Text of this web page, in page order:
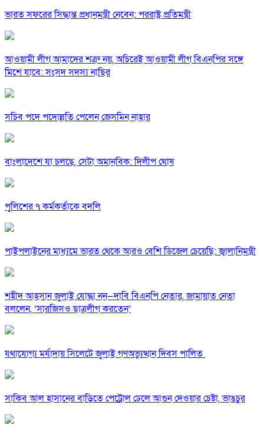
ভারত সফরের সিদ্ধান্ত প্রধানমন্ত্রী নেবেন: পররাষ্ট্র প্রতিমন্ত্রী
আওয়ামী লীগ আমাদের শত্রু নয়, অচিরেই আওয়ামী লীগ বিএনপির সঙ্গে
মিশে যাবে: সংসদ সদস্য নাছির
সচিব পদে পদোন্নতি পেলেন জেসমিন নাহার
বাংলাদেশে যা চলছে, সেটা অমানবিক: দিলীপ ঘোষ
পুলিশের ৭ কর্মকর্তাকে বদলি
পাইপলাইনের মাধ্যমে ভারত থেকে আরও বেশি ডিজেল চেয়েছি: জ্বালানিমন্ত্রী
শহীদ আহসান জুলাই যোদ্ধা নন—দাবি বিএনপি নেতার, জামায়াত নেতা
বললেন, ‘সারজিসও ছাত্রলীগ করতেন’
যথাযোগ্য মর্যাদায় সিলেটে জুলাই গণঅভ্যুত্থান দিবস পালিত
সাকিব আল হাসানের বাড়িতে পেট্রোল ঢেলে আগুন দেওয়ার চেষ্টা, ভাঙচুর